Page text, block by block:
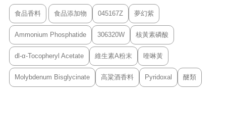
食品香料 食品添加物 045167Z 夢幻紫
Ammonium Phosphatide 306320W 核黃素磷酸
dl-α-Tocopheryl Acetate 維生素A粉末 喹啉黃
Molybdenum Bisglycinate 高粱酒香料 Pyridoxal 醚類